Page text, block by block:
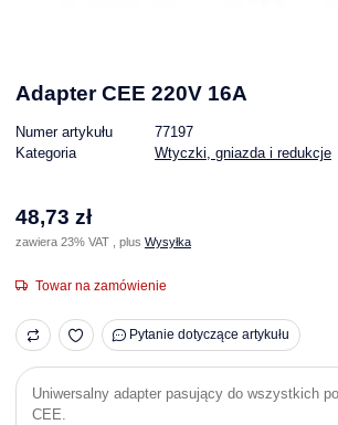
Adapter CEE 220V 16A
Numer artykułu
77197
Kategoria
Wtyczki, gniazda i redukcje
48,73 zł
zawiera 23% VAT , plus Wysyłka
Towar na zamówienie
Pytanie dotyczące artykułu
Uniwersalny adapter pasujący do wszystkich
CEE.